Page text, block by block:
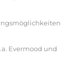
Evermood und